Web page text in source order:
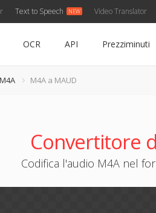
Text to Speech Video Translator
OCR API Prezziminuti
M4A a MAUD
Convertitore
Codifica l'audio M4A nel